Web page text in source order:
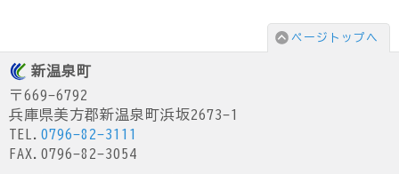
ページトップへ
新温泉町
〒669-6792
兵庫県美方郡新温泉町浜坂2673-1
TEL. 0796-82-3111
FAX.0796-82-3054